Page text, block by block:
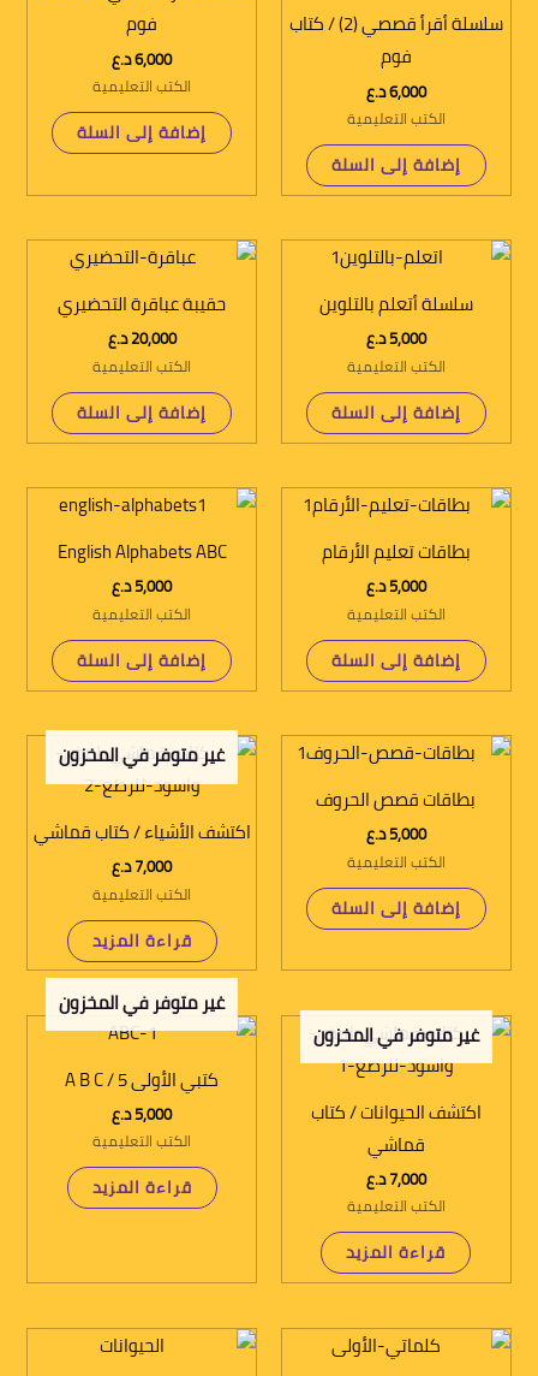
سلسلة أقرأ قصصي (2) / كتاب
فوم
6,000د.ع
الكتب التعليمية
إضافة إلى السلة
فوم
6,000د.ع
الكتب التعليمية
إضافة إلى السلة
سلسلة أتعلم بالتلوين
5,000د.ع
الكتب التعليمية
إضافة إلى السلة
حقيبة عباقرة التحضيري
20,000د.ع
الكتب التعليمية
إضافة إلى السلة
بطاقات تعليم الأرقام
5,000د.ع
الكتب التعليمية
إضافة إلى السلة
English Alphabets ABC
5,000د.ع
الكتب التعليمية
إضافة إلى السلة
بطاقات قصص الحروف
5,000د.ع
الكتب التعليمية
إضافة إلى السلة
غير متوفر في المخزون
اكتشف الأشياء / كتاب قماشي
7,000د.ع
الكتب التعليمية
قراءة المزيد
غير متوفر في المخزون
اكتشف الحيوانات / كتاب
قماشي
7,000د.ع
الكتب التعليمية
قراءة المزيد
غير متوفر في المخزون
A B C / كتبي الأولى 5
5,000د.ع
الكتب التعليمية
قراءة المزيد